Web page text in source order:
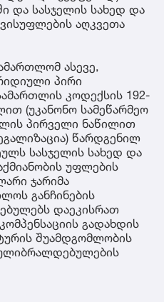
და სასჯელის სახედ და
აღკვეთა
ასევე,
პირი
კოდექსის 192-
(უკანონო სამეწარმეო
პირველი ნაწილით
წარდგენილ
სასჯელის სახედ და
უფლების
ჯარიმა
განჩინების
დაეკისრათ
გადახდის
შუამდგომლობის